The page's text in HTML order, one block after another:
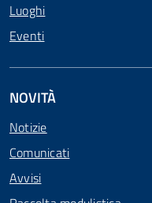
Luoghi
Eventi
NOVITÀ
Notizie
Comunicati
Avvisi